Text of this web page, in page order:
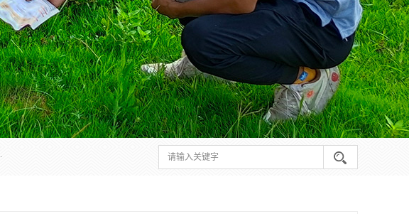
,安全环保,售后保障,一次消杀，竭诚为您服务.